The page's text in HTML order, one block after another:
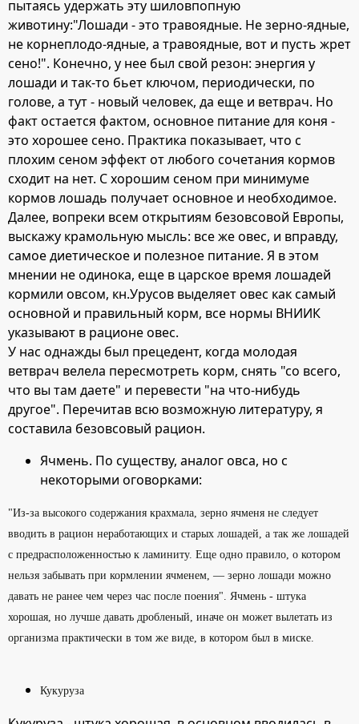
пытаясь удержать эту шиловпопную
животину:"Лошади - это травоядные. Не зерно-ядные,
не корнеплодо-ядные, а травоядные, вот и пусть жрет
сено!". Конечно, у нее был свой резон: энергия у
лошади и так-то бьет ключом, периодически, по
голове, а тут - новый человек, да еще и ветврач. Но
факт остается фактом, основное питание для коня -
это хорошее сено. Практика показывает, что с
плохим сеном эффект от любого сочетания кормов
сходит на нет. С хорошим сеном при минимуме
кормов лошадь получает основное и необходимое.
Далее, вопреки всем открытиям безовсовой Европы,
выскажу крамольную мысль: все же овес, и вправду,
самое диетическое и полезное питание. Я в этом
мнении не одинока, еще в царское время лошадей
кормили овсом, кн.Урусов выделяет овес как самый
основной и правильный корм, все нормы ВНИИК
указывают в рационе овес.
У нас однажды был прецедент, когда молодая
ветврач велела пересмотреть корм, снять "со всего,
что вы там даете" и перевести "на что-нибудь
другое". Перечитав всю возможную литературу, я
составила безовсовый рацион.
Ячмень. По существу, аналог овса, но с
некоторыми оговорками:
"Из-за высокого содержания крахмала, зерно ячменя не следует
вводить в рацион неработающих и старых лошадей, а так же лошадей
с предрасположенностью к ламиниту. Еще одно правило, о котором
нельзя забывать при кормлении ячменем, — зерно лошади можно
давать не ранее чем через час после поения". Ячмень - штука
хорошая, но лучше давать дробленый, иначе он может вылетать из
организма практически в том же виде, в котором был в миске.
Кукуруза